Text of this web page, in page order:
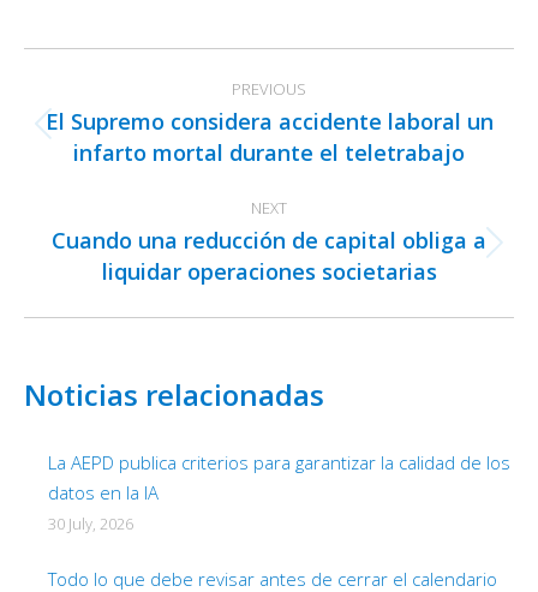
Facebook
X
LinkedIn
navigation
PREVIOUS
Previous
post:
El Supremo considera accidente laboral un
infarto mortal durante el teletrabajo
NEXT
Next
post:
Cuando una reducción de capital obliga a
liquidar operaciones societarias
Noticias relacionadas
La AEPD publica criterios para garantizar la calidad de los
datos en la IA
30 July, 2026
Todo lo que debe revisar antes de cerrar el calendario